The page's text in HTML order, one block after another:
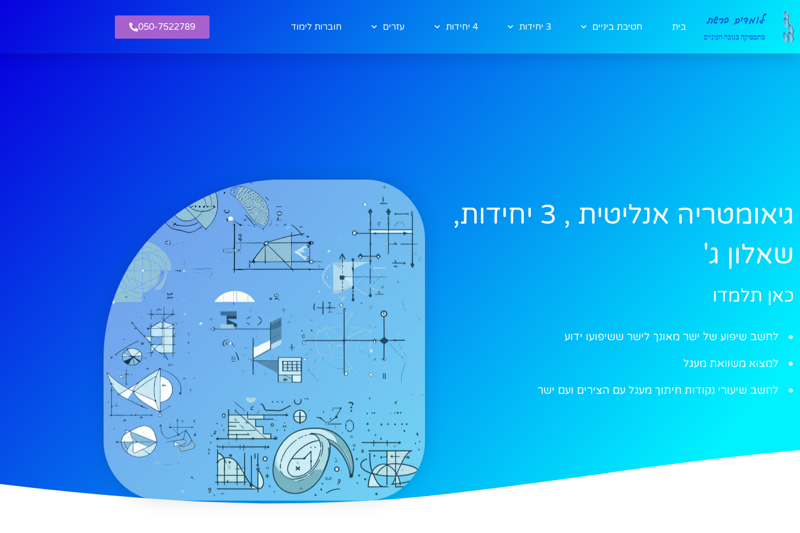
בית חטיבת ביניים 3 יחידות 4 יחידות עזרים חוברות לימוד 050-7522789 גיאומטריה אנליטית ב' 3 יחידות
גיאומטריה אנליטית , 3 יחידות,
שאלון ג'
כאן תלמדו
לחשב שיפוע של ישר מאונך לישר ששיפועו ידוע
למצוא משוואת מעגל
לחשב שיעורי נקודות חיתוך מעגל עם הצירים ועם ישר